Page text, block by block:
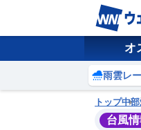
オ
雨雲レ
トップ中部
台風